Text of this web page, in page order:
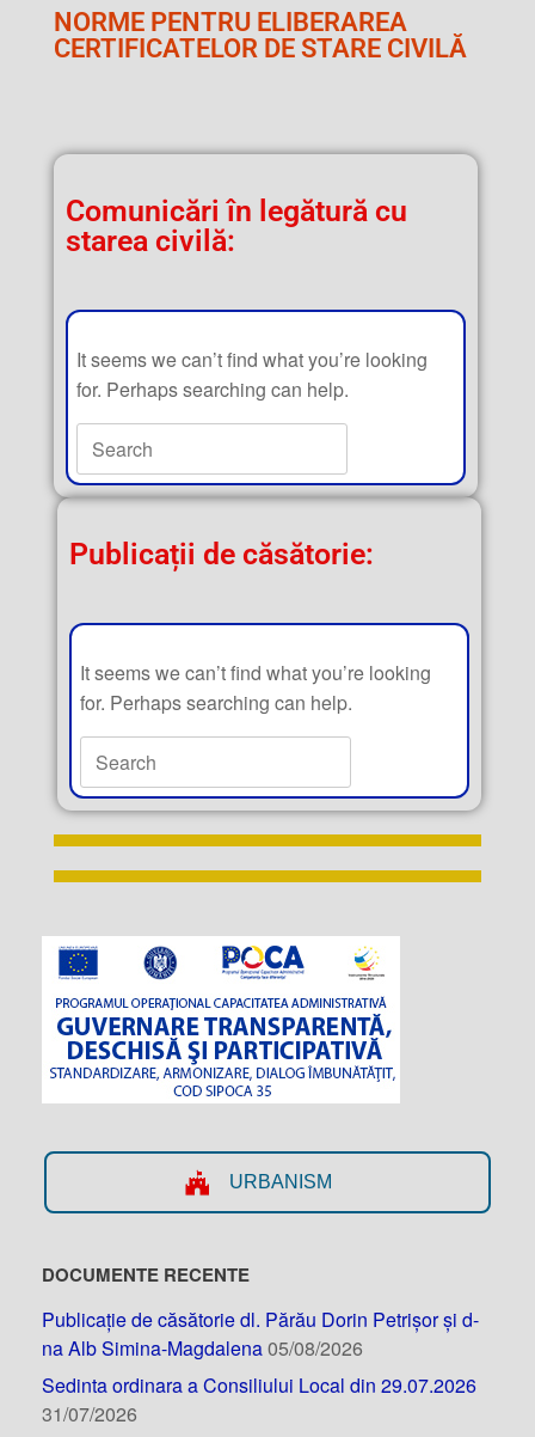
NORME PENTRU ELIBERAREA
CERTIFICATELOR DE STARE CIVILĂ
Comunicări în legătură cu
starea civilă:
It seems we can’t find what you’re looking
for. Perhaps searching can help.
Publicații de căsătorie:
It seems we can’t find what you’re looking
for. Perhaps searching can help.
URBANISM
DOCUMENTE RECENTE
Publicație de căsătorie dl. Părău Dorin Petrișor și d-
na Alb Simina-Magdalena05/08/2026
Sedinta ordinara a Consiliului Local din 29.07.2026
31/07/2026